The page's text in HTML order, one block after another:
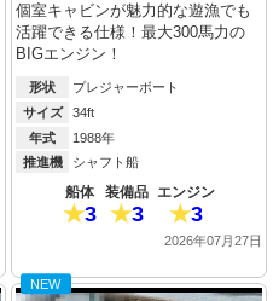
個室キャビンが魅力的な遊漁でも
活躍できる仕様！最大300馬力の
BIGエンジン！
形状
プレジャーボート
サイズ
34ft
年式
1988年
推進機
シャフト船
船体
3
装備品
3
エンジン
3
2026年07月27日
NEW